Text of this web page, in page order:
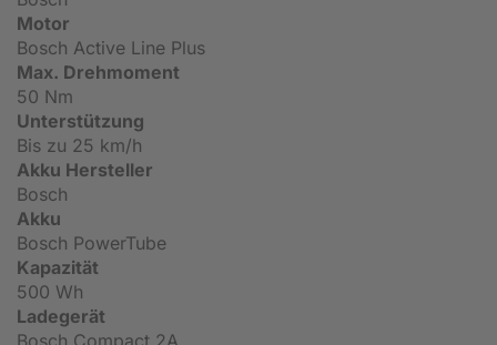
Motor
Bosch Active Line Plus
Max. Drehmoment
50 Nm
Unterstützung
Bis zu 25 km/h
Akku Hersteller
Bosch
Akku
Bosch PowerTube
Kapazität
500 Wh
Ladegerät